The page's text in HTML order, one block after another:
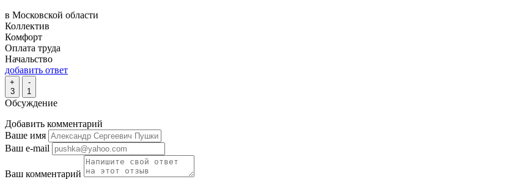
в Московской области
Коллектив
Комфорт
Оплата труда
Начальство
добавить ответ
+
3
-
1
Обсуждение
Добавить комментарий
Ваше имя
Ваш e-mail
Ваш комментарий